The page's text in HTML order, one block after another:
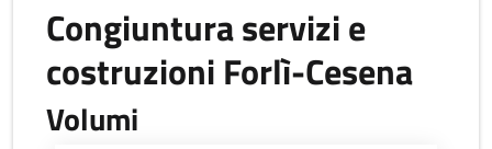
Congiuntura servizi e
costruzioni Forlì-Cesena
Volumi